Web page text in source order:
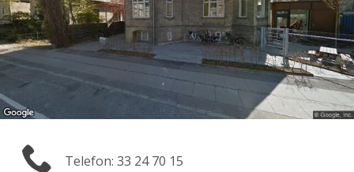
Telefon: 33 24 70 15